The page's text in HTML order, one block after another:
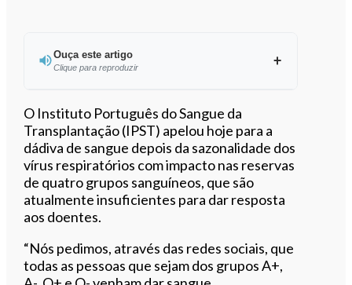
Ouça este artigo
Clique para reproduzir
Ouvir este artigo
O Instituto Português do Sangue da
Transplantação (IPST) apelou hoje para a
dádiva de sangue depois da sazonalidade dos
vírus respiratórios com impacto nas reservas
de quatro grupos sanguíneos, que são
atualmente insuficientes para dar resposta
aos doentes.
“Nós pedimos, através das redes sociais, que
todas as pessoas que sejam dos grupos A+,